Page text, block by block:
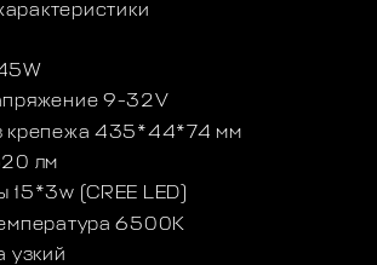
9-32V
крепежа 435*44*74 мм
лм
15*3w (CREE LED)
6500K
узкий